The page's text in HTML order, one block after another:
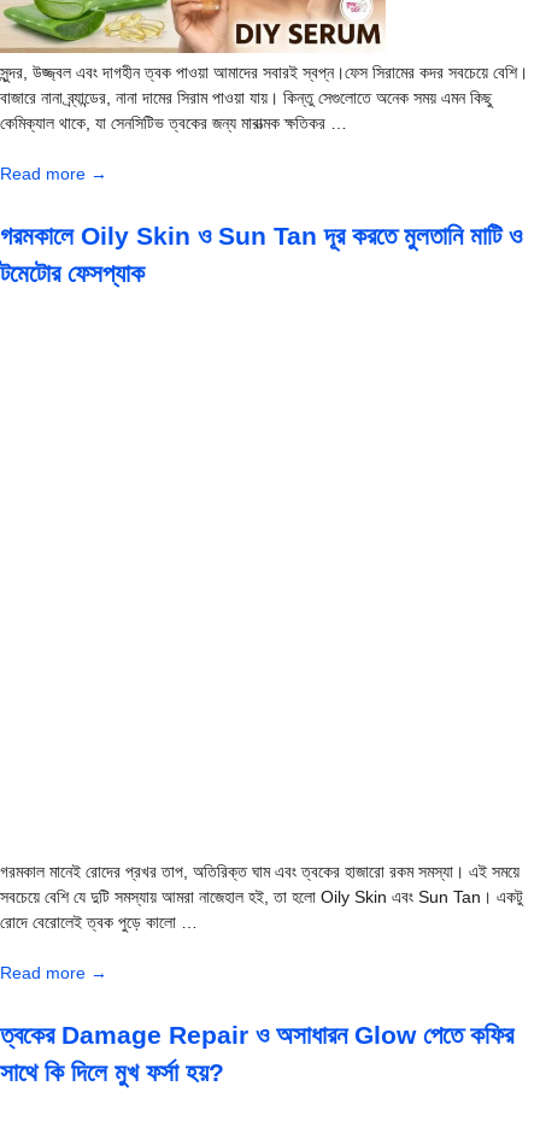
সুন্দর, উজ্জ্বল এবং দাগহীন ত্বক পাওয়া আমাদের সবারই স্বপ্ন।ফেস সিরামের কদর সবচেয়ে বেশি।
বাজারে নানা ব্র্যান্ডের, নানা দামের সিরাম পাওয়া যায়। কিন্তু সেগুলোতে অনেক সময় এমন কিছু
কেমিক্যাল থাকে, যা সেনসিটিভ ত্বকের জন্য মারাত্মক ক্ষতিকর …
Read more →
গরমকালে Oily Skin ও Sun Tan দূর করতে মুলতানি মাটি ও
টমেটোর ফেসপ্যাক
গরমকাল মানেই রোদের প্রখর তাপ, অতিরিক্ত ঘাম এবং ত্বকের হাজারো রকম সমস্যা। এই সময়ে
সবচেয়ে বেশি যে দুটি সমস্যায় আমরা নাজেহাল হই, তা হলো Oily Skin এবং Sun Tan। একটু
রোদে বেরোলেই ত্বক পুড়ে কালো …
Read more →
ত্বকের Damage Repair ও অসাধারন Glow পেতে কফির
সাথে কি দিলে মুখ ফর্সা হয়?